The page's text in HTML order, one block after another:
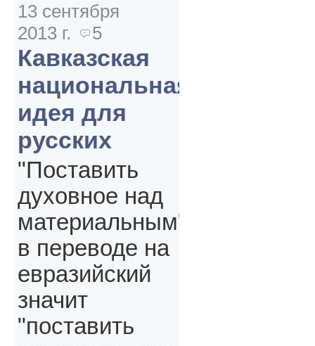
13 сентября
2013 г.
5
Кавказская
национальная
идея для
русских
"Поставить
духовное над
материальным"
в переводе на
евразийский
значит
"поставить